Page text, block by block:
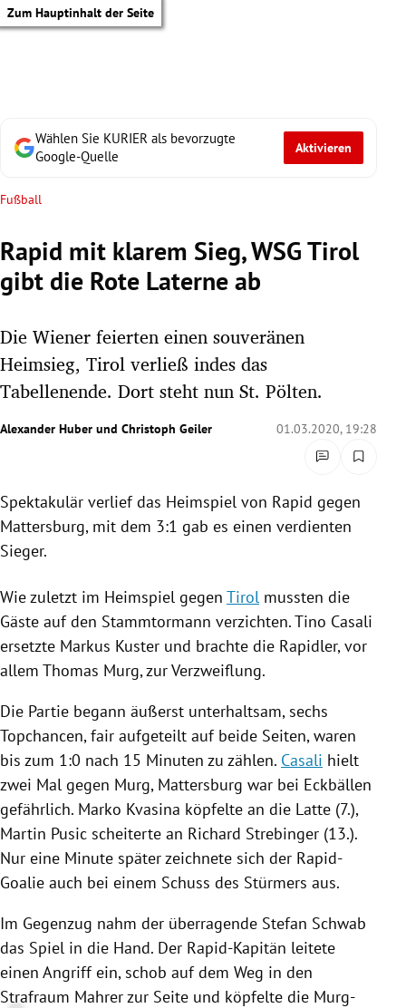
Zum Hauptinhalt der Seite
Untermenü
Untermenü
Untermenü
Untermenü
Untermenü
Untermenü
Untermenü
Wählen Sie KURIER als bevorzugte
Google-Quelle
Aktivieren
Fußball
Rapid mit klarem Sieg, WSG Tirol
gibt die Rote Laterne ab
Die Wiener feierten einen souveränen
Heimsieg, Tirol verließ indes das
Tabellenende. Dort steht nun St. Pölten.
Alexander Huber und Christoph Geiler 01.03.2020, 19:28
Spektakulär verlief das Heimspiel von Rapid gegen
Mattersburg, mit dem 3:1 gab es einen verdienten
Sieger.
Wie zuletzt im Heimspiel gegen Tirol mussten die
Gäste auf den Stammtormann verzichten.Tino Casali
ersetzte Markus Kuster und brachte die Rapidler, vor
allem Thomas Murg, zur Verzweiflung.
Die Partie begann äußerst unterhaltsam, sechs
Topchancen, fair aufgeteilt auf beide Seiten, waren
bis zum 1:0 nach 15 Minuten zu zählen. Casali hielt
zwei Mal gegen Murg, Mattersburg war bei Eckbällen
gefährlich. Marko Kvasina köpfelte an die Latte (7.),
Martin Pusic scheiterte an Richard Strebinger (13.).
Nur eine Minute später zeichnete sich der Rapid-
Goalie auch bei einem Schuss des Stürmers aus.
Im Gegenzug nahm der überragende Stefan Schwab
das Spiel in die Hand. Der Rapid-Kapitän leitete
einen Angriff ein, schob auf dem Weg in den
Strafraum Mahrerzur Seite und köpfelte die Murg-